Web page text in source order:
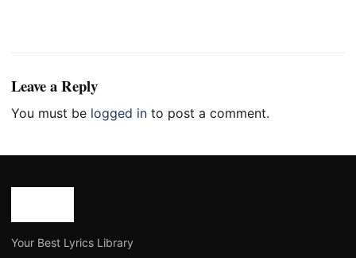
Leave a Reply
You must be logged in to post a comment.
Your Best Lyrics Library